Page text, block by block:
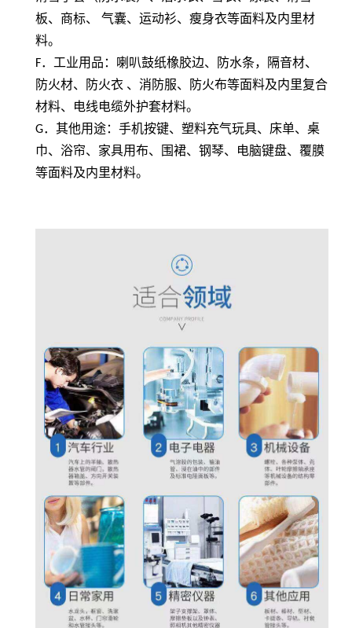
板、商标、 气囊、运动衫、瘦身衣等面料及内里材
料。
F．工业用品：喇叭鼓纸橡胶边、防水条，隔音材、
防火材、防火衣 、消防服、防火布等面料及内里复合
材料、电线电缆外护套材料。
G．其他用途：手机按键、塑料充气玩具、床单、桌
巾、浴帘、家具用布、围裙、钢琴、电脑键盘、覆膜
等面料及内里材料。